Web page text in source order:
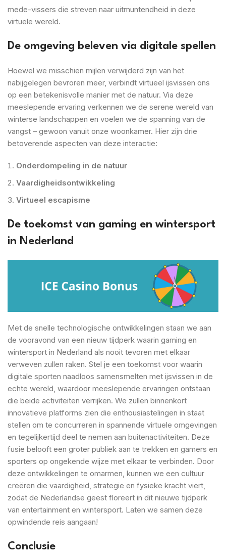
mede-vissers die streven naar uitmuntendheid in deze
virtuele wereld.
De omgeving beleven via digitale spellen
Hoewel we misschien mijlen verwijderd zijn van het
nabijgelegen bevroren meer, verbindt virtueel ijsvissen ons
op een betekenisvolle manier met de natuur. Via deze
meeslepende ervaring verkennen we de serene wereld van
winterse landschappen en voelen we de spanning van de
vangst – gewoon vanuit onze woonkamer. Hier zijn drie
betoverende aspecten van deze interactie:
Onderdompeling in de natuur
Vaardigheidsontwikkeling
Virtueel escapisme
De toekomst van gaming en wintersport
in Nederland
Met de snelle technologische ontwikkelingen staan we aan
de vooravond van een nieuw tijdperk waarin gaming en
wintersport in Nederland als nooit tevoren met elkaar
verweven zullen raken. Stel je een toekomst voor waarin
digitale sporten naadloos samensmelten met ijsvissen in de
echte wereld, waardoor meeslepende ervaringen ontstaan
die beide activiteiten verrijken. We zullen binnenkort
innovatieve platforms zien die enthousiastelingen in staat
stellen om te concurreren in spannende virtuele omgevingen
en tegelijkertijd deel te nemen aan buitenactiviteiten. Deze
fusie belooft een groter publiek aan te trekken en gamers en
sporters op ongekende wijze met elkaar te verbinden. Door
deze ontwikkelingen te omarmen, kunnen we een cultuur
creëren die vaardigheid, strategie en fysieke kracht viert,
zodat de Nederlandse geest floreert in dit nieuwe tijdperk
van entertainment en wintersport. Laten we samen deze
opwindende reis aangaan!
Conclusie